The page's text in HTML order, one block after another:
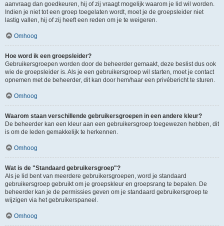
aanvraag dan goedkeuren, hij of zij vraagt mogelijk waarom je lid wil worden.
Indien je niet tot een groep toegelaten wordt, moet je de groepsleider niet
lastig vallen, hij of zij heeft een reden om je te weigeren.
Omhoog
Hoe word ik een groepsleider?
Gebruikersgroepen worden door de beheerder gemaakt, deze beslist dus ook
wie de groepsleider is. Als je een gebruikersgroep wil starten, moet je contact
opnemen met de beheerder, dit kan door hem/haar een privébericht te sturen.
Omhoog
Waarom staan verschillende gebruikersgroepen in een andere kleur?
De beheerder kan een kleur aan een gebruikersgroep toegewezen hebben, dit
is om de leden gemakkelijk te herkennen.
Omhoog
Wat is de "Standaard gebruikersgroep"?
Als je lid bent van meerdere gebruikersgroepen, word je standaard
gebruikersgroep gebruikt om je groepskleur en groepsrang te bepalen. De
beheerder kan je de permissies geven om je standaard gebruikersgroep te
wijzigen via het gebruikerspaneel.
Omhoog